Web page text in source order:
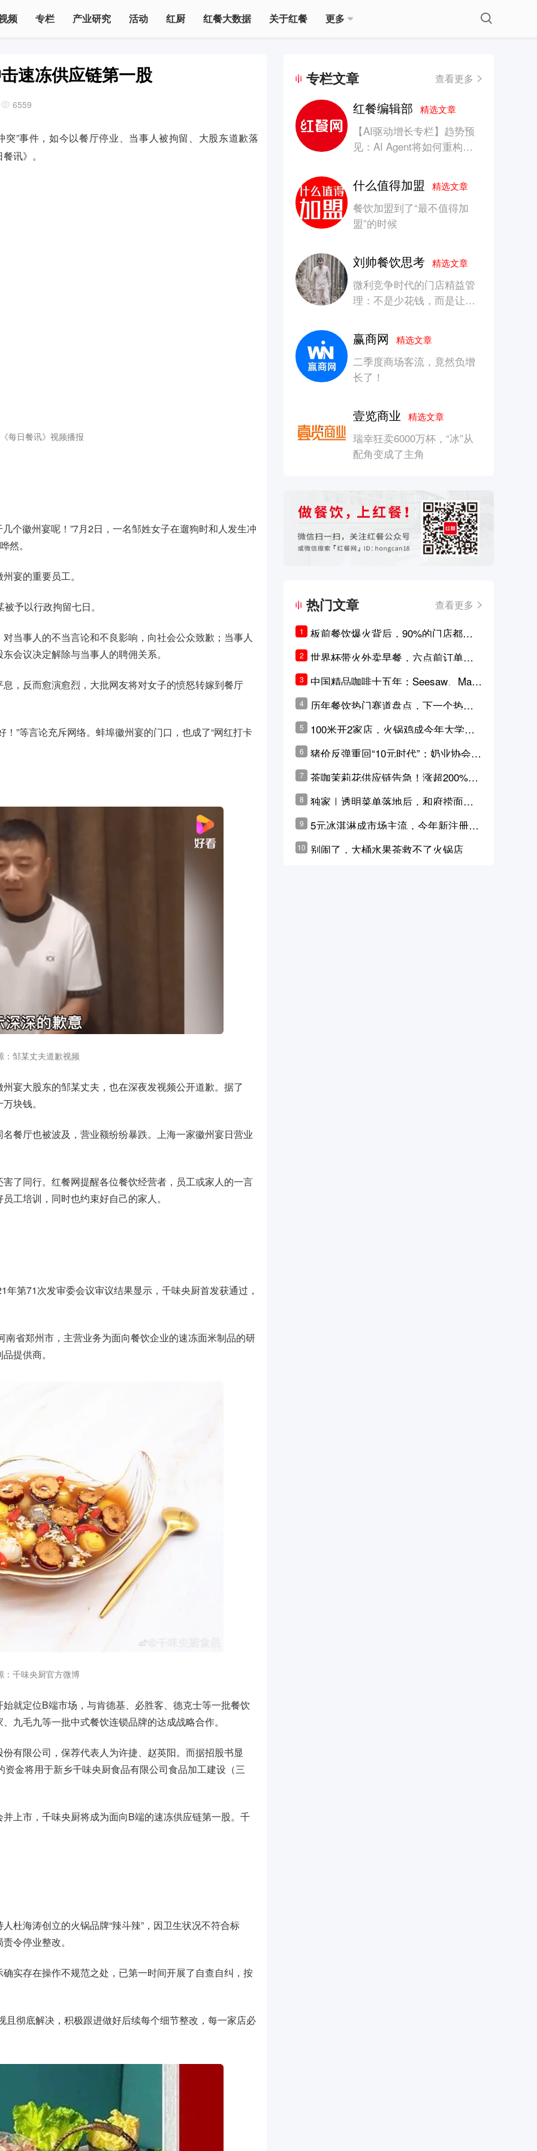
频 专栏 产业研究 活动 红厨 红餐大数据 关于红餐 更多
速冻供应链第一股
6559
”事件，如今以餐厅停业、当事人被拘留、大股东道歉落
讯》。
每日餐讯》视频播报
个徽州宴呢！”7月2日，一名邹姓女子在遛狗时和人发生冲
然。
宴的重要员工。
予以行政拘留七日。
当事人的不当言论和不良影响，向社会公众致歉；当事人
会议决定解除与当事人的聘佣关系。
，反而愈演愈烈，大批网友将对女子的愤怒转嫁到餐厅
”等言论充斥网络。蚌埠徽州宴的门口，也成了“网红打卡
邹某丈夫道歉视频
宴大股东的邹某丈夫，也在深夜发视频公开道歉。据了
块钱。
餐厅也被波及，营业额纷纷暴跌。上海一家徽州宴日营业
了同行。红餐网提醒各位餐饮经营者，员工或家人的一言
工培训，同时也约束好自己的家人。
第71次发审委会议审议结果显示，千味央厨首发获通过，
省郑州市，主营业务为面向餐饮企业的速冻面米制品的研
提供商。
千味央厨官方微博
就定位B端市场，与肯德基、必胜客、德克士等一批餐饮
九毛九等一批中式餐饮连锁品牌的达成战略合作。
有限公司，保荐代表人为许捷、赵英阳。而据招股书显
金将用于新乡千味央厨食品有限公司食品加工建设（三
上市，千味央厨将成为面向B端的速冻供应链第一股。千
杜海涛创立的火锅品牌“辣斗辣”，因卫生状况不符合标
令停业整改。
实存在操作不规范之处，已第一时间开展了自查自纠，按
且彻底解决，积极跟进做好后续每个细节整改，每一家店必
专栏文章 查看更多
红餐编辑部精选文章
【AI驱动增长专栏】趋势预
见：AI Agent将如何重构消
什么值得加盟精选文章
餐饮加盟到了“最不值得加
盟”的时候
刘帅餐饮思考精选文章
微利竞争时代的门店精益管
理：不是少花钱，而是让每
赢商网精选文章
二季度商场客流，竟然负增
长了！
壹览商业精选文章
瑞幸狂卖6000万杯，“冰”从
配角变成了主角
热门文章 查看更多
1
板前餐饮爆火背后，90%的门店都只
是徒有其表的刻意作秀？
2
世界杯带火外卖早餐，六点前订单大
3
中国精品咖啡十五年：Seesaw、Man
ner、M Stand为何结出了不同的果
实？
4
历年餐饮热门赛道盘点，下一个热门
5
100米开2家店，火锅鸡成今年大学城
6
猪价反弹重回“10元时代”；奶业协会称
原奶价格现回暖迹象
7
茶咖茉莉花供应链告急！涨超200%，
横州花价冲破50元一斤
8
独家｜透明菜单落地后，和府捞面李
学林公布未来10年计划
9
5元冰淇淋成市场主流，今年新注册相
10 别闹了，大桶水果茶救不了火锅店